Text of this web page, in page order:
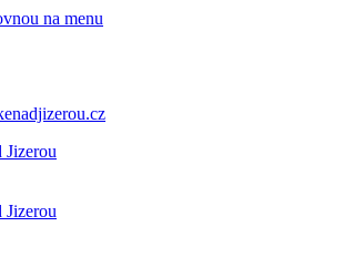
na menu